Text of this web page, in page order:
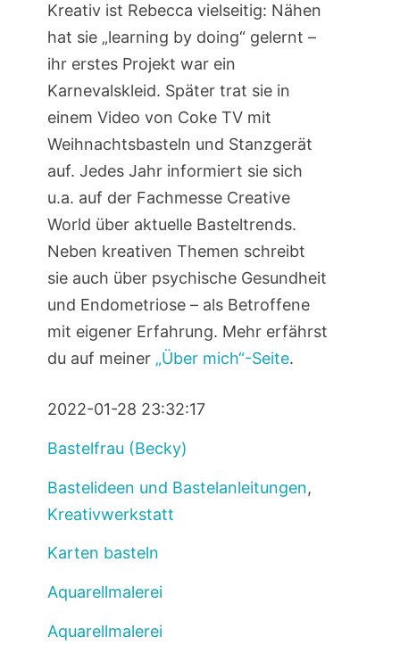
Kreativ ist Rebecca vielseitig: Nähen
hat sie „learning by doing“ gelernt –
ihr erstes Projekt war ein
Karnevalskleid. Später trat sie in
einem Video von Coke TV mit
Weihnachtsbasteln und Stanzgerät
auf. Jedes Jahr informiert sie sich
u.a. auf der Fachmesse Creative
World über aktuelle Basteltrends.
Neben kreativen Themen schreibt
sie auch über psychische Gesundheit
und Endometriose – als Betroffene
mit eigener Erfahrung. Mehr erfährst
du auf meiner „Über mich“-Seite.
2022-01-28 23:32:17
Bastelfrau (Becky)
Bastelideen und Bastelanleitungen,
Kreativwerkstatt
Karten basteln
Aquarellmalerei
Aquarellmalerei